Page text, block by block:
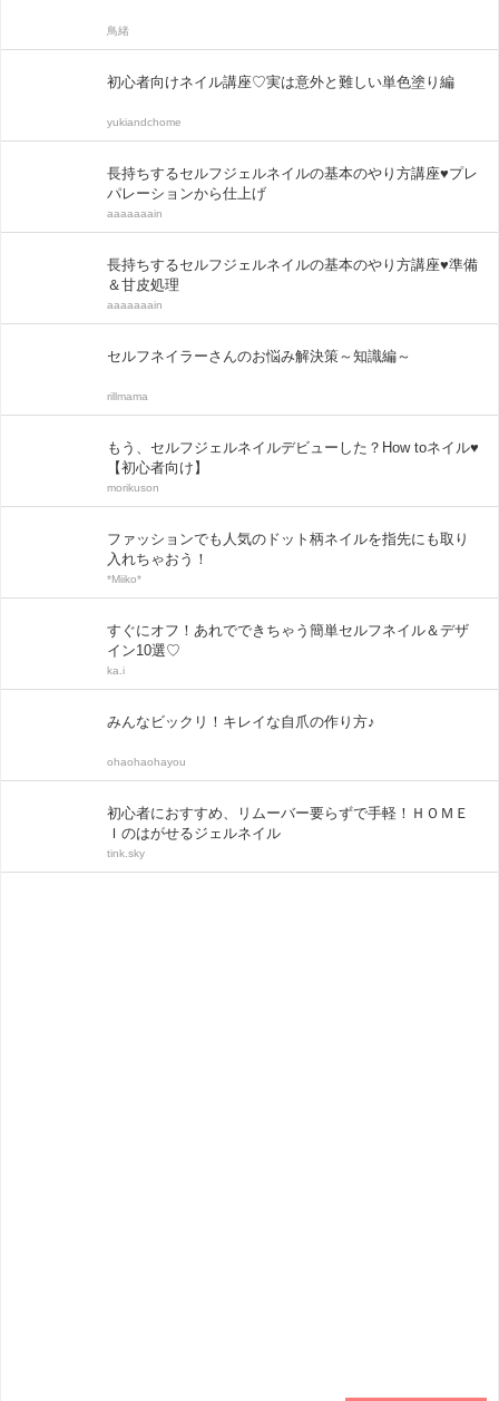
鳥緒
初心者向けネイル講座♡実は意外と難しい単色塗り編
yukiandchome
長持ちするセルフジェルネイルの基本のやり方講座♥プレ
パレーションから仕上げ
aaaaaaain
長持ちするセルフジェルネイルの基本のやり方講座♥準備
＆甘皮処理
aaaaaaain
セルフネイラーさんのお悩み解決策～知識編～
rillmama
もう、セルフジェルネイルデビューした？How toネイル♥
【初心者向け】
morikuson
ファッションでも人気のドット柄ネイルを指先にも取り
入れちゃおう！
*Miiko*
すぐにオフ！あれでできちゃう簡単セルフネイル＆デザ
イン10選♡
ka.i
みんなビックリ！キレイな自爪の作り方♪
ohaohaohayou
初心者におすすめ、リムーバー要らずで手軽！ＨＯＭＥ
Ｉのはがせるジェルネイル
tink.sky